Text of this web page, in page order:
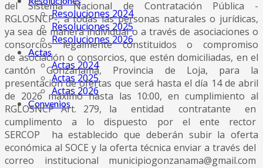
Resoluciones 2024
Resoluciones 2025
Resoluciones 2026
Actas
Actas 2024
Actas 2025
Actas 2026
Convenios
del Sistema Nacional de Contratación Pública -
RGLOSNCP-, a todas las personas naturales o jurídicas,
ya sea de manera individual o a través de asociaciones o
consorcios legalmente constituidos o compromiso
de asociación o consorcios, que estén domiciliadas, en el
cantón Gonzanamá, Provincia de Loja, para la
presentación de ofertas que será hasta el día 14 de abril
de 2026 máximo hasta las 10:00, en cumplimiento al
RGLOSNCP Art. 279, la entidad contratante en
cumplimento a lo dispuesto por el ente rector
SERCOP ha establecido que deberán subir la oferta
económica al SOCE y la oferta técnica enviar a través del
correo institucional municipiogonzanama@gmail.com